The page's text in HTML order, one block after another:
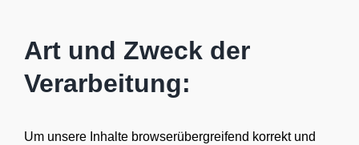
Art und Zweck der
Verarbeitung:
Um unsere Inhalte browserübergreifend korrekt und